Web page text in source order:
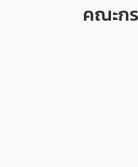
คณะก